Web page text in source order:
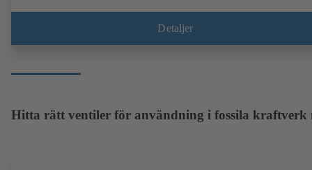
Detaljer
Hitta rätt ventiler för användning i fossila kraftverk